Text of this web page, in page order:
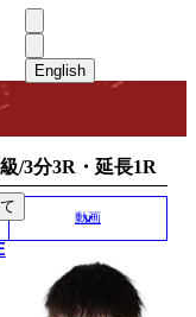
한국어
中文（简体
中文（繁體
English
/3分3R・延長1R
動画